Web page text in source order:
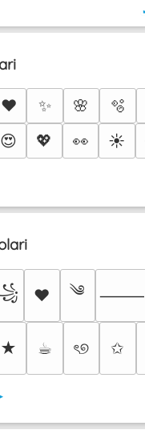
❤️ ✨ 🌸 🫧
😍 💖 👀 ☀️
♥ ༄ ⸻
★ ☕︎ ৎ୭ ✩